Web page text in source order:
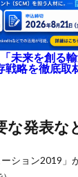
未来を創る
戦略を徹底取
な発表な
ション2019」